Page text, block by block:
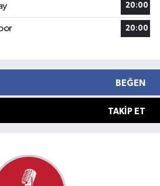
20:00
20:00
BEĞEN
TAKIP ET